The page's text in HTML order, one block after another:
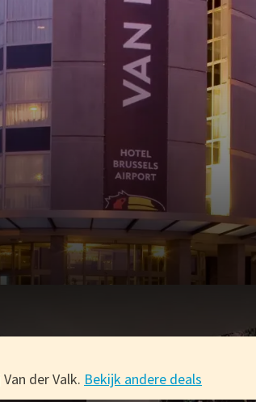
der Valk. Bekijk andere deals